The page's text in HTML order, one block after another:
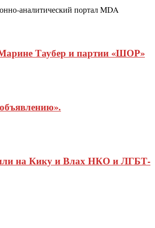
аналитический портал MDA
Таубер и партии «ШОР»
на Кику и Влах НКО и ЛГБТ-